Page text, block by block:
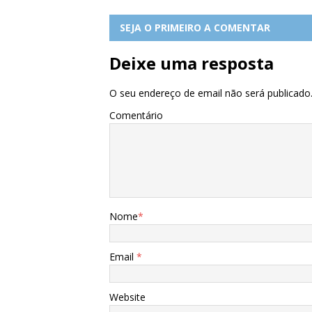
SEJA O PRIMEIRO A COMENTAR
Deixe uma resposta
O seu endereço de email não será publicado.
Comentário
Nome*
Email *
Website